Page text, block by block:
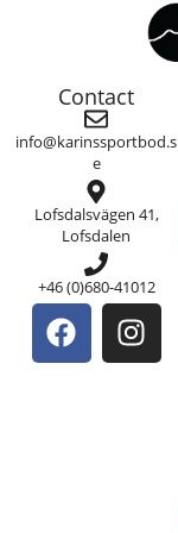
Contact
info@karinssportbod.s
e
Lofsdalsvägen 41,
Lofsdalen
+46 (0)680-41012